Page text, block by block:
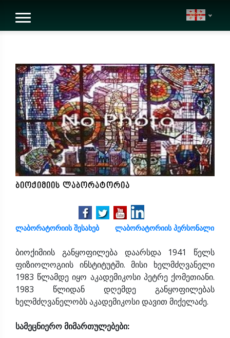
geo
ბიოქიმიის ლაბორატორია
ლაბორატორიის შესახებ ლაბორატორიის პერსონალი
ბიოქიმიის განყოფილება დაარსდა 1941 წელს
ფიზიოლოგიის ინსტიტუტში. მისი ხელმძღვანელი
1983 წლამდე იყო აკადემიკოსი პეტრე ქომეთიანი.
1983 წლიდან დღემდე განყოფილებას
ხელმძღვანელობს აკადემიკოსი დავით მიქელაძე.
სამეცნიერო მიმართულებები: